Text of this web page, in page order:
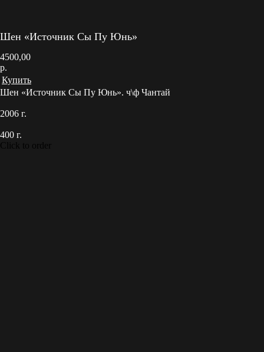
Шен «​Источник Сы Пу Юнь»
4500,00
р.
Купить
Шен «Источник Сы Пу Юнь». ч\ф Чантай
2006 г.
400 г.
Click to order